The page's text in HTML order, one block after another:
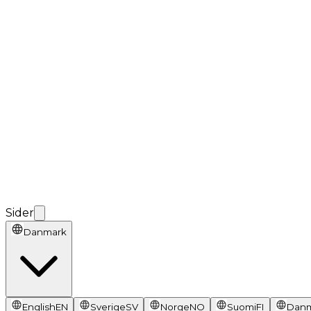
Sider
Danmark
EnglishEN SverigeSV NorgeNO SuomiFI